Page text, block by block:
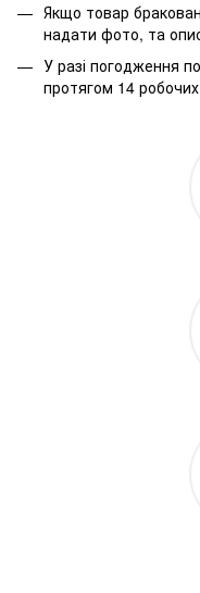
Якщо товар
надати фото, та
У разі погодження
протягом 14 робочих